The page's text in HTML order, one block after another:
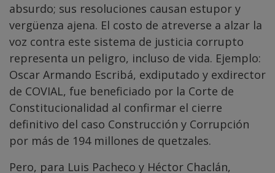
absurdo; sus resoluciones causan estupor y
vergüenza ajena. El costo de atreverse a alzar la
voz contra este sistema de justicia corrupto
representa un peligro, incluso de vida. Ejemplo:
Oscar Armando Escribá, exdiputado y exdirector
de COVIAL, fue beneficiado por la Corte de
Constitucionalidad al confirmar el cierre
definitivo del caso Construcción y Corrupción
por más de 194 millones de quetzales.
Pero, para Luis Pacheco y Héctor Chaclán,